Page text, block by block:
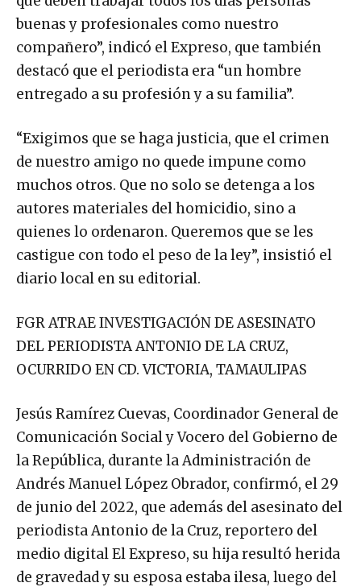
buenas y profesionales como nuestro
compañero”, indicó el Expreso, que también
destacó que el periodista era “un hombre
entregado a su profesión y a su familia”.
“Exigimos que se haga justicia, que el crimen
de nuestro amigo no quede impune como
muchos otros. Que no solo se detenga a los
autores materiales del homicidio, sino a
quienes lo ordenaron. Queremos que se les
castigue con todo el peso de la ley”, insistió el
diario local en su editorial.
FGR ATRAE INVESTIGACIÓN DE ASESINATO
DEL PERIODISTA ANTONIO DE LA CRUZ,
OCURRIDO EN CD. VICTORIA, TAMAULIPAS
Jesús Ramírez Cuevas, Coordinador General de
Comunicación Social y Vocero del Gobierno de
la República, durante la Administración de
Andrés Manuel López Obrador, confirmó, el 29
de junio del 2022, que además del asesinato del
periodista Antonio de la Cruz, reportero del
medio digital El Expreso, su hija resultó herida
de gravedad y su esposa estaba ilesa, luego del